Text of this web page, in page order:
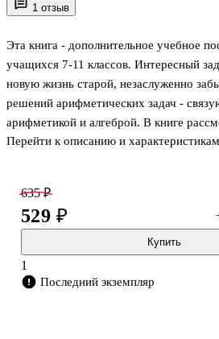
1 отзыв
Эта книга - дополнительное учебное
учащихся 7-11 классов. Интересный
новую жизнь старой, незаслуженно
решений арифметических задач -
арифметикой и алгеброй. В книге
от простых и заканчивая конкурсными
самообразования. . . . .
Перейти к описанию и характеристикам
635 ₽
529 ₽
Купить
1
Последний экземпляр